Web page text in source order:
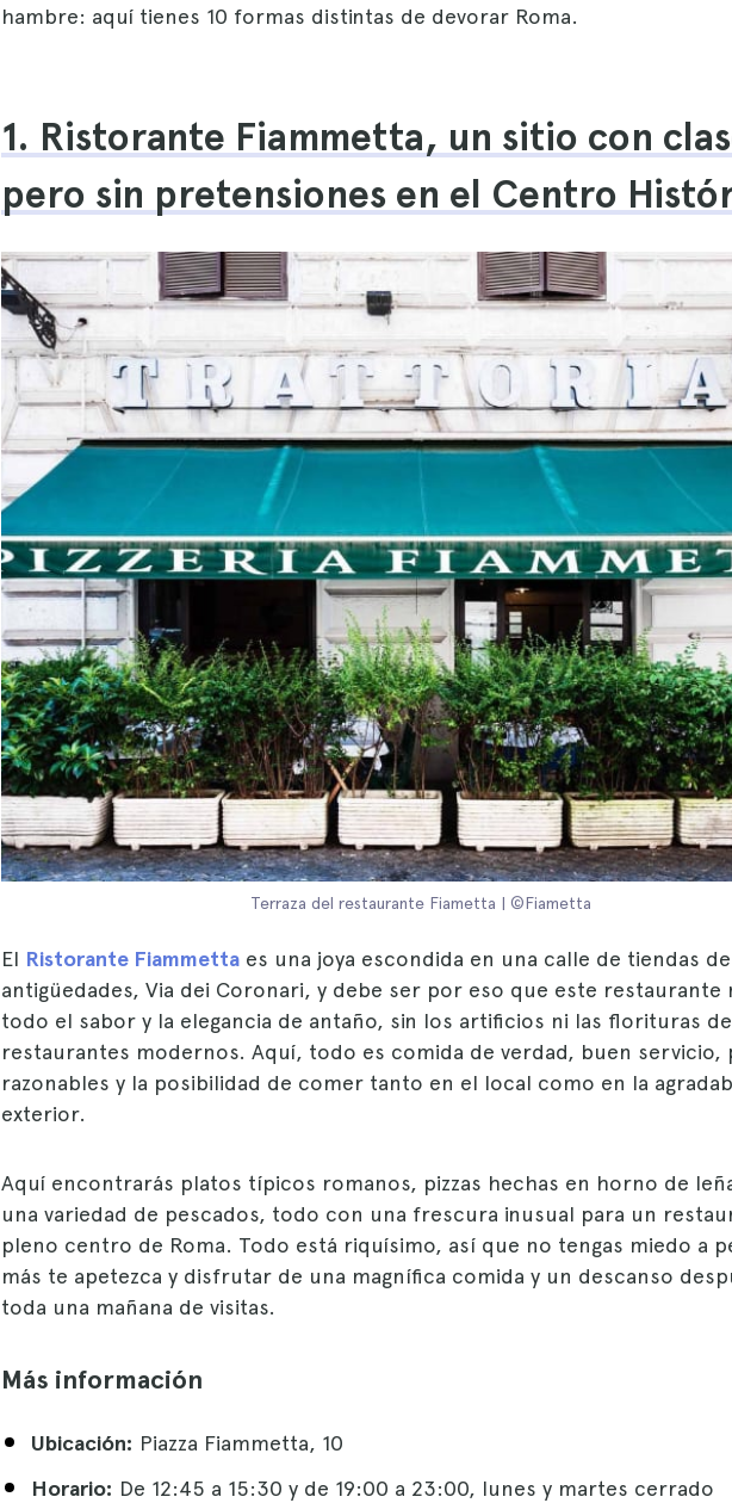
hambre: aquí tienes 10 formas distintas de devorar Roma.
1. Ristorante Fiammetta, un sitio con
pero sin pretensiones en el Centro
Terraza del restaurante Fiametta | ©Fiametta
El Ristorante Fiammetta es una joya escondida en una calle de tiendas de
antigüedades, Via dei Coronari, y debe ser por eso que este restaurante
todo el sabor y la elegancia de antaño, sin los artificios ni las florituras
restaurantes modernos. Aquí, todo es comida de verdad, buen servicio,
razonables y la posibilidad de comer tanto en el local como en la
exterior.
Aquí encontrarás platos típicos romanos, pizzas hechas en horno de
una variedad de pescados, todo con una frescura inusual para un
pleno centro de Roma. Todo está riquísimo, así que no tengas miedo a
más te apetezca y disfrutar de una magnífica comida y un descanso
toda una mañana de visitas.
Más información
Ubicación: Piazza Fiammetta, 10
Horario: De 12:45 a 15:30 y de 19:00 a 23:00, lunes y martes cerrado